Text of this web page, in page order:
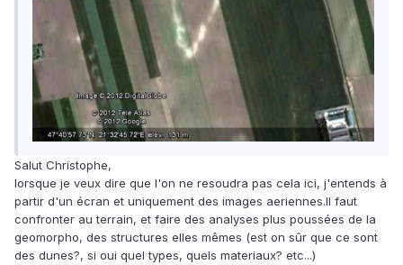
Salut Christophe,
lorsque je veux dire que l'on ne resoudra pas cela ici, j'entends à
partir d'un écran et uniquement des images aeriennes.Il faut
confronter au terrain, et faire des analyses plus poussées de la
geomorpho, des structures elles mêmes (est on sûr que ce sont
des dunes?, si oui quel types, quels materiaux? etc...)